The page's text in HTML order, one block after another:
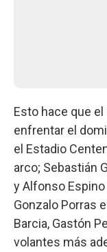
Esto hace que
enfrentar el
el Estadio
arco; Sebastián
y Alfonso Espino
Gonzalo Porras
Barcia, Gastón
volantes más